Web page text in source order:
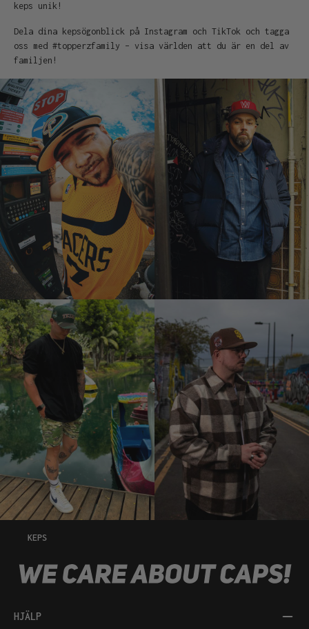
keps unik!
Dela dina kepsögonblick på Instagram och TikTok och tagga
oss med #topperzfamily – visa världen att du är en del av
familjen!
KEPS
HJÄLP